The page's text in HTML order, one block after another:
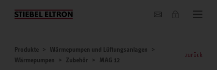
Unternehmen
Produkte
Wärmepumpen und Lüftungsanlagen
Wärmepumpen
Zubehör MAG 12
zurück